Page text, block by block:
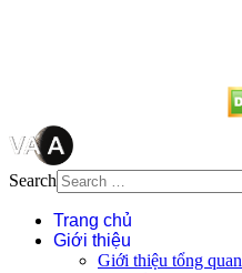
Search
Trang chủ
Giới thiệu
Giới thiệu tổng quan